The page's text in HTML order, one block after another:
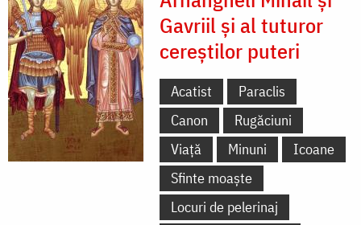
Gavriil și al tuturor
cereștilor puteri
Acatist
Paraclis
Canon
Rugăciuni
Viață
Minuni
Icoane
Sfinte moaște
Locuri de pelerinaj